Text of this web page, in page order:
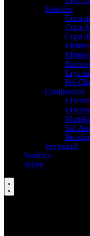
Seleções
Copa
Copa
Copa
Liga
Pré-
Continentais
Sul-
Recopa
Ver todos!
Notícias
Rádio